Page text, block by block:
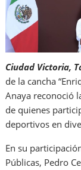
Ciudad Victoria,
de la cancha
Anaya reconoció
de quienes
deportivos en
En su
Públicas, Pedro